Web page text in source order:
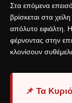
Στα επόμενα
βρίσκεται στα
απόλυτο εφιάλτη.
φέρνοντας στην
κλονίσουν
📌 Τα